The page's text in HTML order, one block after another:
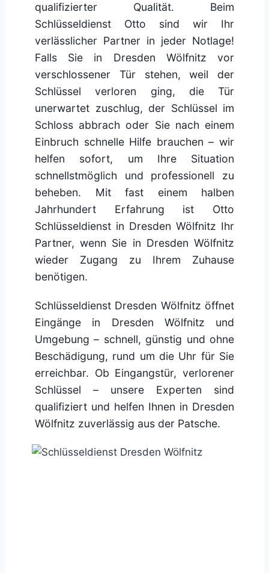
qualifizierter Qualität. Beim
Schlüsseldienst Otto sind wir Ihr
verlässlicher Partner in jeder Notlage!
Falls Sie in Dresden Wölfnitz vor
verschlossener Tür stehen, weil der
Schlüssel verloren ging, die Tür
unerwartet zuschlug, der Schlüssel im
Schloss abbrach oder Sie nach einem
Einbruch schnelle Hilfe brauchen – wir
helfen sofort, um Ihre Situation
schnellstmöglich und professionell zu
beheben. Mit fast einem halben
Jahrhundert Erfahrung ist Otto
Schlüsseldienst in Dresden Wölfnitz Ihr
Partner, wenn Sie in Dresden Wölfnitz
wieder Zugang zu Ihrem Zuhause
benötigen.
Schlüsseldienst Dresden Wölfnitz öffnet
Eingänge in Dresden Wölfnitz und
Umgebung – schnell, günstig und ohne
Beschädigung, rund um die Uhr für Sie
erreichbar. Ob Eingangstür, verlorener
Schlüssel – unsere Experten sind
qualifiziert und helfen Ihnen in Dresden
Wölfnitz zuverlässig aus der Patsche.